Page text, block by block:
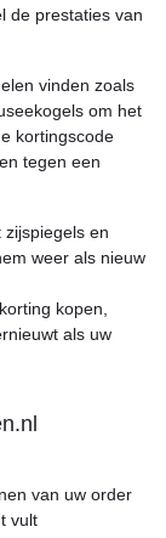
de prestaties van
vinden zoals
om het
kortingscode
tegen een
en
weer als nieuw
kopen,
als uw
van uw order
vult